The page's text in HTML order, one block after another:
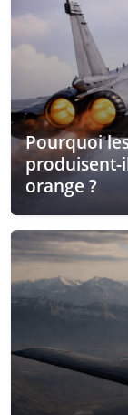
Pourquoi
produisent-
orange ?